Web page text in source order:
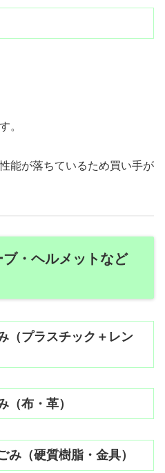
。
能が落ちているため買い手が
・ヘルメットなど
（プラスチック＋レン
布・革）
（硬質樹脂・金具）